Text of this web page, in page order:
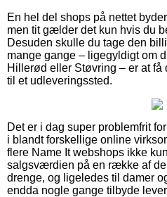
En hel del shops på nettet
men tit gælder det kun hvis du
Desuden skulle du tage den
mange gange – ligegyldigt om
Hillerød eller Støvring – er at
til et udleveringssted.
Det er i dag super problemfrit
i blandt forskellige online
flere Name It webshops ikke
salgsværdien på en række af
drenge, og ligeledes til damer
endda nogle gange tilbyde